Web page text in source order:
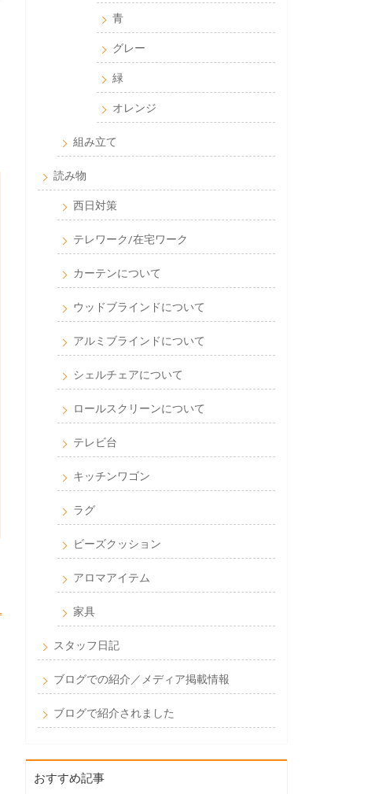
青
グレー
緑
オレンジ
組み立て
読み物
西日対策
テレワーク/在宅ワーク
カーテンについて
ウッドブラインドについて
アルミブラインドについて
シェルチェアについて
ロールスクリーンについて
テレビ台
キッチンワゴン
ラグ
ビーズクッション
アロマアイテム
家具
スタッフ日記
ブログでの紹介／メディア掲載情報
ブログで紹介されました
おすすめ記事